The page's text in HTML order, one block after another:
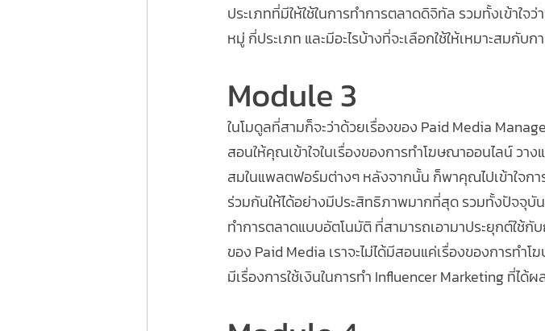
ประเภทที่มีให้ใช้ในการทำการตลาดดิจิทัล รวมทั้งเข้าใ
หมู่ กี่ประเภท และมีอะไรบ้างที่จะเลือกใช้ให้เหมาะสม
Module 3
ในโมดูลที่สามก็จะว่าด้วยเรื่องของ Paid Media
สอนให้คุณเข้าใจในเรื่องของการทำโฆษณาออนไลน์ วา
สมในแพลตฟอร์มต่างๆ หลังจากนั้น ก็พาคุณไปเข้าใจ
ร่วมกันให้ได้อย่างมีประสิทธิภาพมากที่สุด รวมทั้งปัจจุ
ทำการตลาดแบบอัตโนมัติ ที่สามารถเอามาประยุกต์ใช้กั
ของ Paid Media เราจะไม่ได้มีสอนแค่เรื่องของการท
มีเรื่องการใช้เงินในการทำ Influencer Marketing ที่ได้